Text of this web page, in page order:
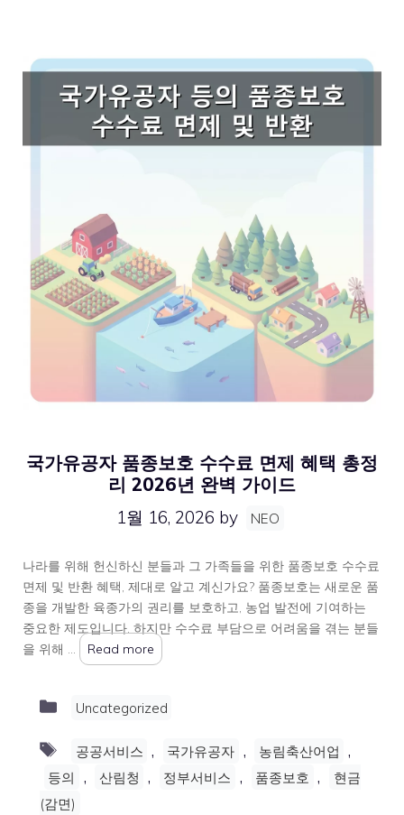
국가유공자 품종보호 수수료 면제 혜택 총정
리 2026년 완벽 가이드
1월 16, 2026 by NEO
나라를 위해 헌신하신 분들과 그 가족들을 위한 품종보호 수수료
면제 및 반환 혜택, 제대로 알고 계신가요? 품종보호는 새로운 품
종을 개발한 육종가의 권리를 보호하고, 농업 발전에 기여하는
중요한 제도입니다. 하지만 수수료 부담으로 어려움을 겪는 분들
을 위해 …
Read more
Categories
Uncategorized
Tags
공공서비스 , 국가유공자 , 농림축산어업 ,
등의 , 산림청 , 정부서비스 , 품종보호 ,
현금
(감면)